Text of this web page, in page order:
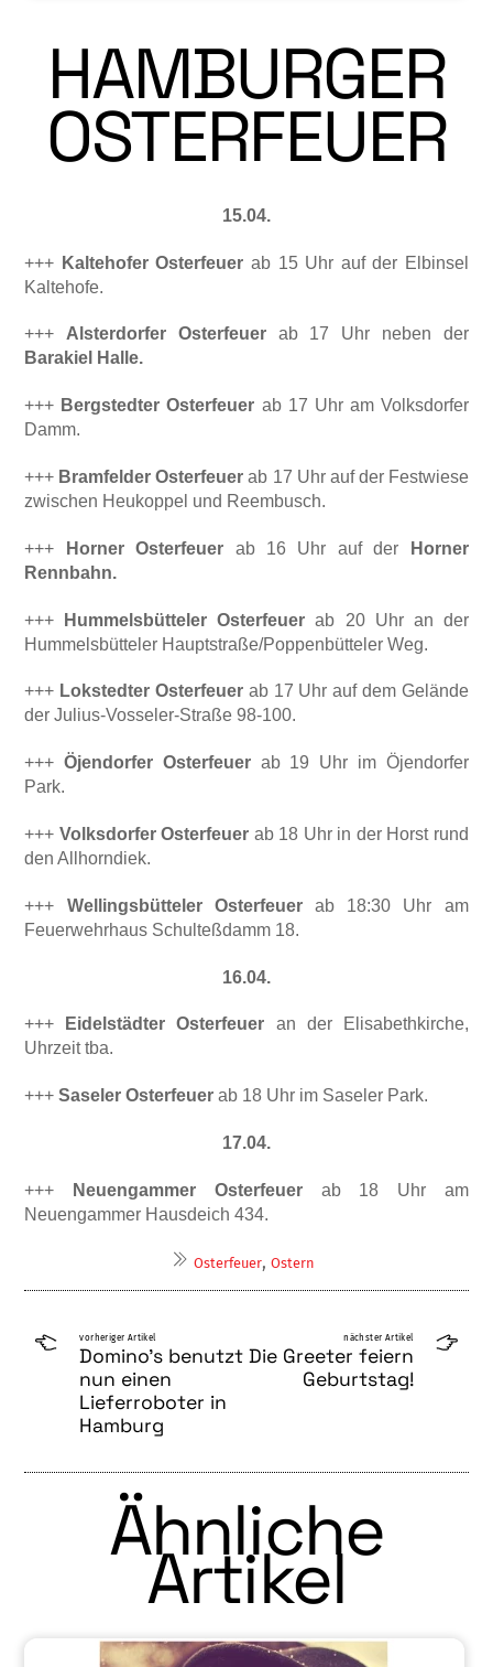
HAMBURGER
OSTERFEUER
15.04.
+++ Kaltehofer Osterfeuer ab 15 Uhr auf der Elbinsel
Kaltehofe.
+++ Alsterdorfer Osterfeuer ab 17 Uhr ne­ben der
Barakiel Halle.
+++ Bergstedter Osterfeuer ab 17 Uhr am Volksdorfer
Damm.
+++ Bramfelder Osterfeuerab 17 Uhr auf der Festwiese
zwischen Heukoppel und Re­embusch.
+++ Horner Osterfeuer ab 16 Uhr auf der
Horner
Rennbahn.
+++ Hummelsbütteler Osterfeuer ab 20 Uhr an der
Hummelsbütteler Hauptstraße/Poppen­bütteler Weg.
+++ Lokstedter Osterfeuerab 17 Uhr auf dem Gelände
der Julius-Vosseler-Straße 98-100.
+++Öjendorfer Osterfeuerab 19 Uhr im Öjendorfer
Park.
+++ Volksdorfer Osterfeuer ab 18 Uhr in der Horst rund
den Allhorndiek.
+++ Wellingsbütteler Osterfeuerab 18:30 Uhr am
Feuerwehrhaus Schulteßdamm 18.
16.04.
+++ Eidelstädter Osterfeuer an der Elisa­bethkirche,
Uhrzeit tba.
+++Saseler Osterfeuer ab 18 Uhr im Saseler Park.
17.04.
+++ Neuengammer Osterfeuerab 18 Uhr am
Neuengammer Hausdeich 434.
Osterfeuer, Ostern
vorheriger Artikel
Domino’s benutzt
nun einen
Lieferroboter in
Hamburg
nächster Artikel
Die Greeter feiern
Geburtstag!
Ähnliche
Artikel